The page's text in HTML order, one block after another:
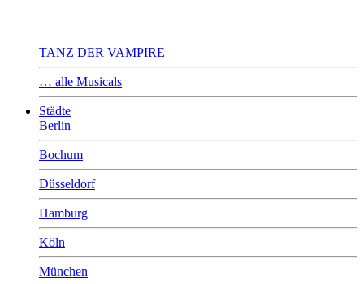
TANZ DER VAMPIRE
… alle Musicals
Städte
Berlin
Bochum
Düsseldorf
Hamburg
Köln
München